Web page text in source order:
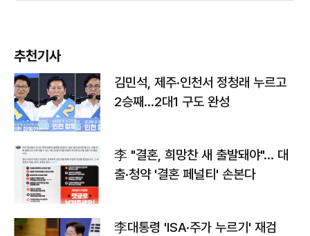
추천기사
김민석, 제주·인천서 정청래 누르고
2승째…2대1 구도 완성
李 "결혼, 희망찬 새 출발돼야"… 대
출·청약 '결혼 페널티' 손본다
李대통령 'ISA·주가 누르기' 재검